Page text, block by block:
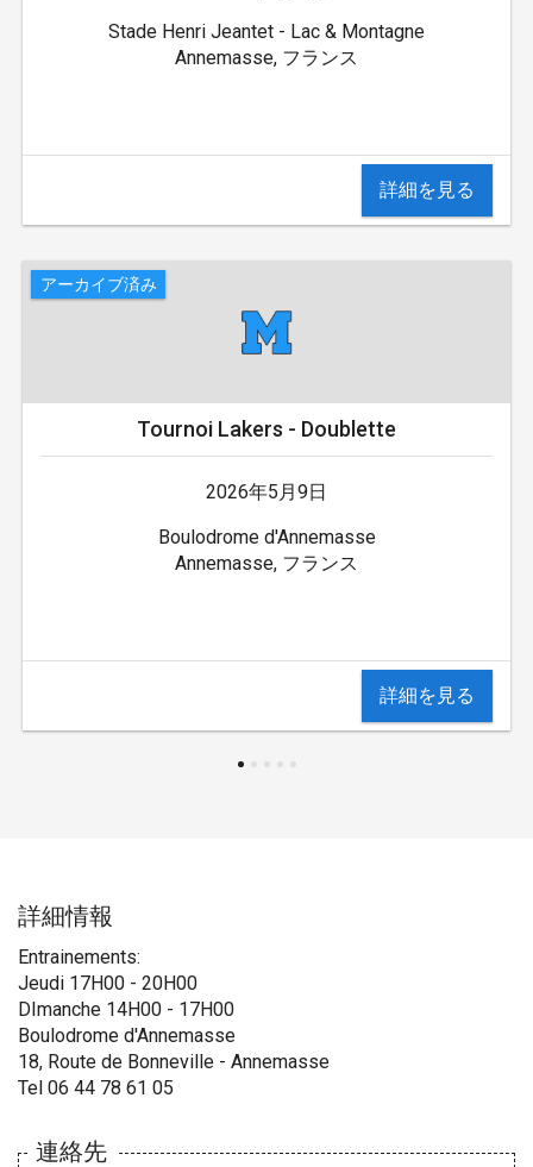
Stade Henri Jeantet - Lac & Montagne
Annemasse, フランス
詳細を見る
アーカイブ済み
Tournoi Lakers - Doublette
2026年5月9日
Boulodrome d'Annemasse
Annemasse, フランス
詳細を見る
詳細情報
Entrainements:
Jeudi 17H00 - 20H00
DImanche 14H00 - 17H00
Boulodrome d'Annemasse
18, Route de Bonneville - Annemasse
Tel 06 44 78 61 05
連絡先